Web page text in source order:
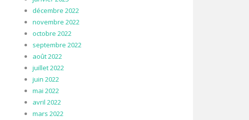
décembre 2022
novembre 2022
octobre 2022
septembre 2022
août 2022
juillet 2022
juin 2022
mai 2022
avril 2022
mars 2022